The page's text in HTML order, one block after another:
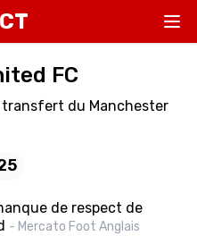
FC
du Manchester
de respect de
- Mercato Foot Anglais